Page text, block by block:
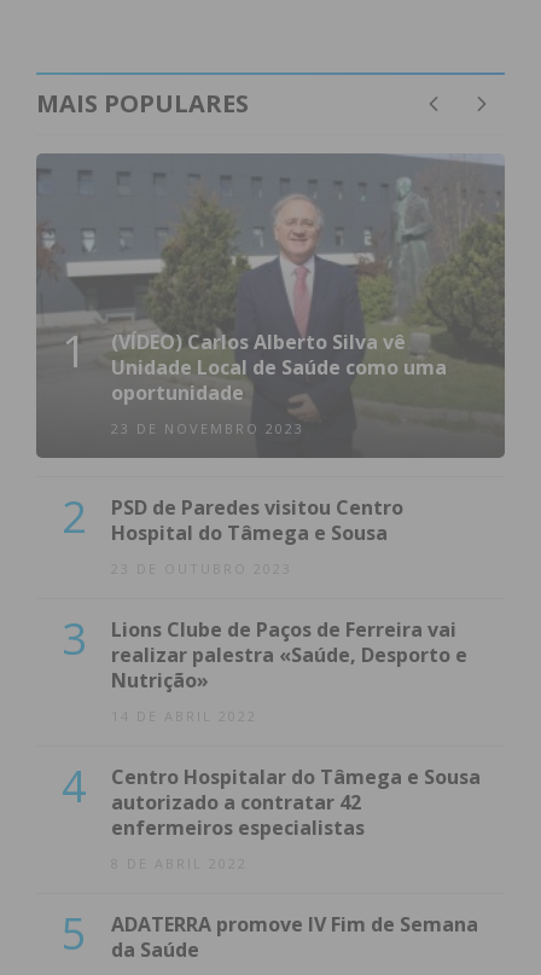
MAIS POPULARES
1
(VÍDEO) Carlos Alberto Silva vê
Unidade Local de Saúde como uma
oportunidade
23 DE NOVEMBRO 2023
2
PSD de Paredes visitou Centro
Hospital do Tâmega e Sousa
23 DE OUTUBRO 2023
3
Lions Clube de Paços de Ferreira vai
realizar palestra «Saúde, Desporto e
Nutrição»
14 DE ABRIL 2022
4
Centro Hospitalar do Tâmega e Sousa
autorizado a contratar 42
enfermeiros especialistas
8 DE ABRIL 2022
5
ADATERRA promove IV Fim de Semana
da Saúde